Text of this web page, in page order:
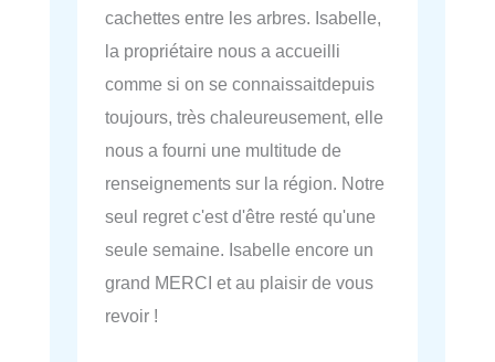
cachettes entre les arbres. Isabelle,
la propriétaire nous a accueilli
comme si on se connaissaitdepuis
toujours, très chaleureusement, elle
nous a fourni une multitude de
renseignements sur la région. Notre
seul regret c'est d'être resté qu'une
seule semaine. Isabelle encore un
grand MERCI et au plaisir de vous
revoir !